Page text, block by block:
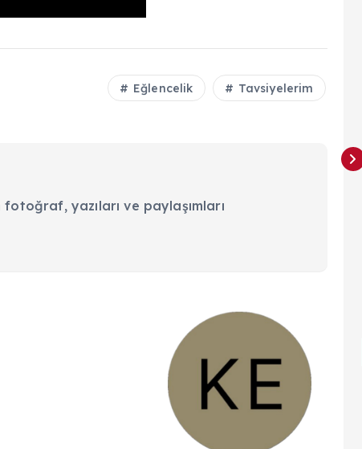
Eğlencelik Tavsiyelerim
fotoğraf, yazıları ve paylaşımları